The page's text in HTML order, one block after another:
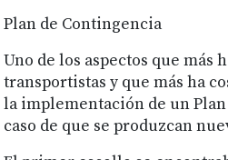
Plan de Contingencia
Uno de los aspectos que más
transportistas y que más ha
la implementación de un
caso de que se produzcan